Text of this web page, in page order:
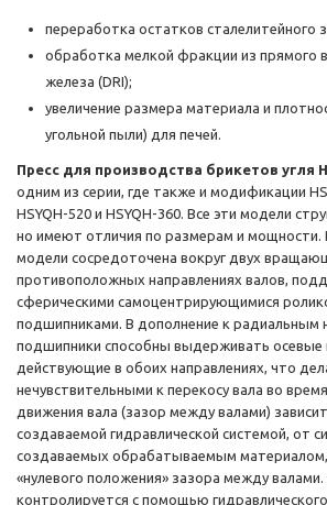
переработка остатков сталелитейного
обработка мелкой фракции из прямого
железа (DRI);
увеличение размера материала и
угольной пыли) для печей.
Пресс для производства брикетов угля
одним из серии, где также и модификации
HSYQH-520 и HSYQH-360. Все эти модели
но имеют отличия по размерам и мощности.
модели сосредоточена вокруг двух
противоположных направлениях валов,
сферическими самоцентрирующимися
подшипниками. В дополнение к радиальным
подшипники способны выдерживать осевые
действующие в обоих направлениях, что
нечувствительными к перекосу вала во
движения вала (зазор между валами)
создаваемой гидравлической системой, от
создаваемых обрабатываемым материалом,
«нулевого положения» зазора между
контролируется с помощью